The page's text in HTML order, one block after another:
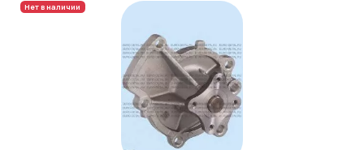
Нет в наличии